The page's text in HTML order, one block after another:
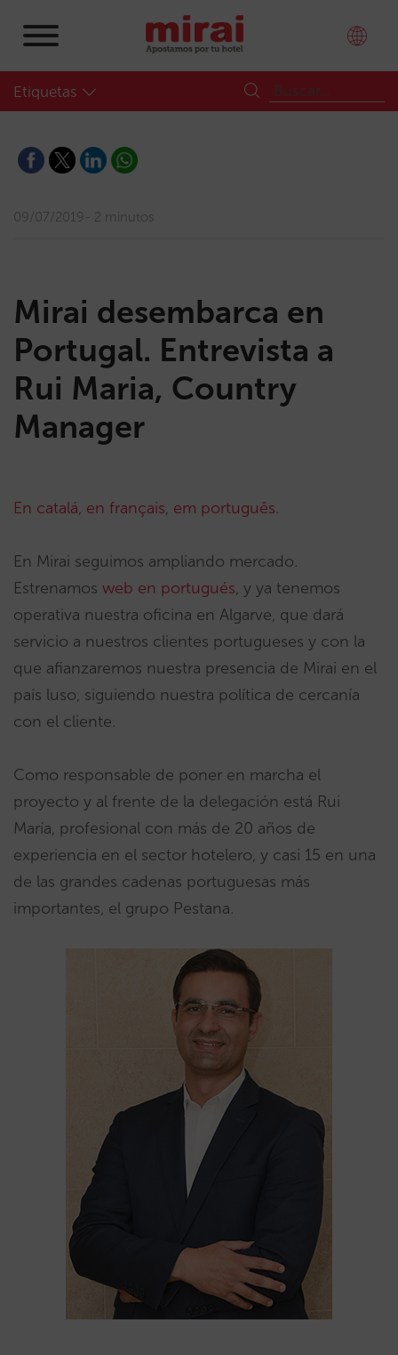
Etiquetas
09/07/2019 2 minutos
Mirai desembarca en
Portugal. Entrevista a
Rui Maria, Country
Manager
En catalá, en français, em português.
En Mirai seguimos ampliando mercado.
Estrenamos web en portugués, y ya tenemos
operativa nuestra oficina en Algarve, que dará
servicio a nuestros clientes portugueses y con la
que afianzaremos nuestra presencia de Mirai en el
país luso, siguiendo nuestra política de cercanía
con el cliente.
Como responsable de poner en marcha el
proyecto y al frente de la delegación está Rui
María, profesional con más de 20 años de
experiencia en el sector hotelero, y casi 15 en una
de las grandes cadenas portuguesas más
importantes, el grupo Pestana.